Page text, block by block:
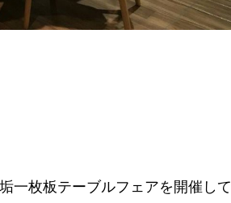
一枚板テーブルフェアを開催して